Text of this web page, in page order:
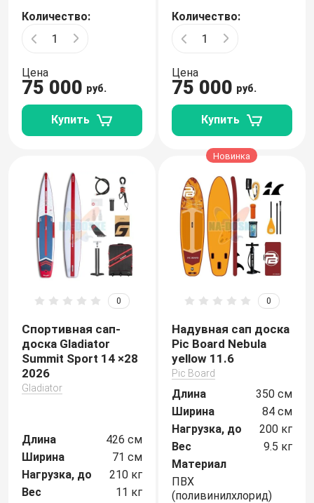
Количество:
Цена
75 000 руб.
Купить
Количество:
Цена
75 000 руб.
Купить
0
Спортивная сап-
доска Gladiator
Summit Sport 14 ×28
2026
Gladiator
Длина
426 см
Ширина
71 см
Нагрузка, до
210 кг
Вес
11 кг
Новинка
0
Надувная сап доска
Pic Board Nebula
yellow 11.6
Pic Board
Длина
350 см
Ширина
84 см
Нагрузка, до
200 кг
Вес
9.5 кг
Материал
ПВХ
(поливинилхлорид)